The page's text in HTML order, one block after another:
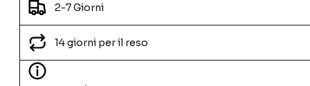
2-7 Giorni
14 giorni per il reso